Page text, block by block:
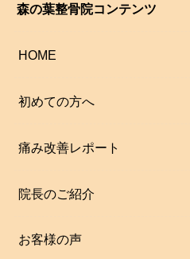
森の葉整骨院コンテンツ
HOME
初めての方へ
痛み改善レポート
院長のご紹介
お客様の声